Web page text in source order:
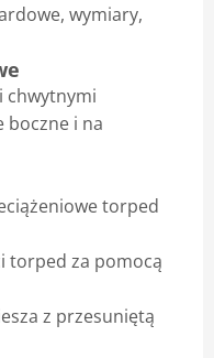
wymiary,
chwytnymi
boczne i na
torped
torped za pomocą
z przesuniętą